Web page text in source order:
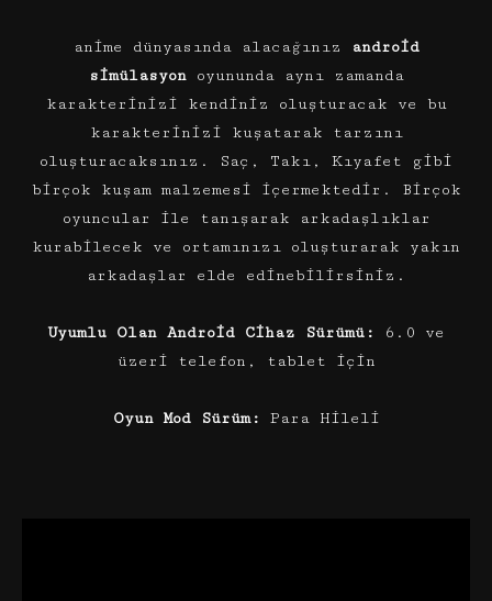
anime dünyasında alacağınız
android
simülasyonoyununda aynı zamanda
karakterinizi kendiniz oluşturacak ve bu
karakterinizi kuşatarak tarzını
oluşturacaksınız. Saç, Takı, Kıyafet gibi
birçok kuşam malzemesi içermektedir. Birçok
oyuncular ile tanışarak arkadaşlıklar
kurabilecek ve ortamınızı oluşturarak yakın
arkadaşlar elde edinebilirsiniz.
Uyumlu Olan Android Cihaz Sürümü:
6.0 ve
üzeri telefon, tablet için
Oyun Mod Sürüm: Para Hileli